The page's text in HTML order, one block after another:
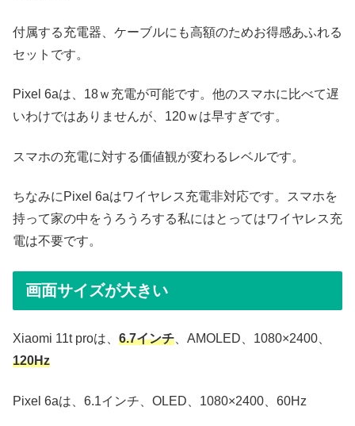
付属する充電器、ケーブルにも高額のためお得感あふれる
セットです。
Pixel 6aは、18ｗ充電が可能です。他のスマホに比べて遅
いわけではありませんが、120ｗは早すぎです。
スマホの充電に対する価値観が変わるレベルです。
ちなみにPixel 6aはワイヤレス充電非対応です。スマホを
持って家の中をうろうろする私にはとってはワイヤレス充
電は不要です。
画面サイズが大きい
Xiaomi 11t proは、 6.7インチ 、AMOLED、1080×2400、
120Hz
Pixel 6aは、6.1インチ、OLED、1080×2400、60Hz